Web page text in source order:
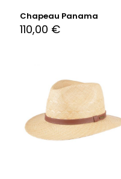
Chapeau Panama
110,00 €